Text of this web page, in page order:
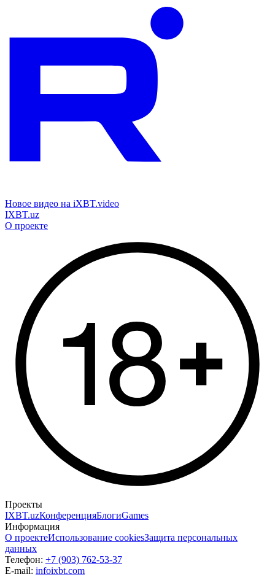
Новое видео на iXBT.video
IXBT.uz
О проекте
Проекты
IXBT.uzКонференцияБлогиGames
Информация
О проектеИспользование cookiesЗащита персональных
данных
Телефон: +7 (903) 762-53-37
E-mail: infoixbt.com